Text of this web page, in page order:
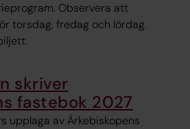
Observera att
torsdag, fredag och lördag.
skriver
fastebok 2027
upplaga av Ärkebiskopens